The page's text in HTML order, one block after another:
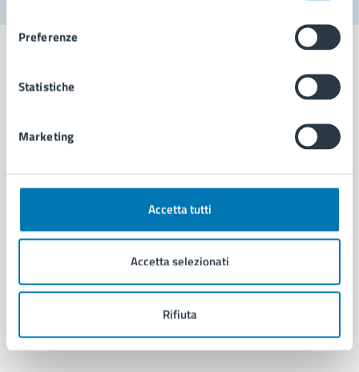
Preferenze
Statistiche
Marketing
Accetta tutti
Accetta selezionati
Rifiuta
Aree amministrative
Uffici
Politici
Intranet, posta aziendale e protocollo